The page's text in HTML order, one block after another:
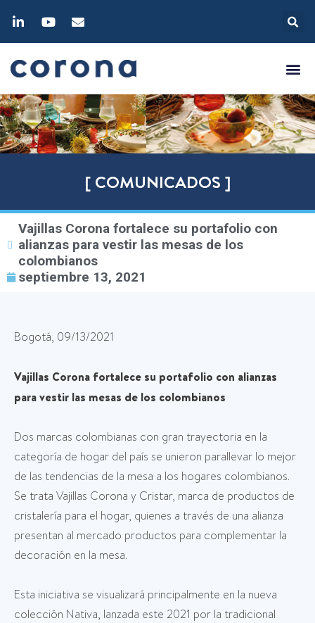
[ COMUNICADOS ]
Vajillas Corona fortalece su portafolio con
alianzas para vestir las mesas de los
colombianos
septiembre 13, 2021
Bogotá, 09/13/2021
Vajillas Corona fortalece su portafolio con alianzas
para vestir las mesas de los colombianos
Dos marcas colombianas con gran trayectoria en la
categoría de hogar del país se unieron parallevar lo mejor
de las tendencias de la mesa a los hogares colombianos.
Se trata Vajillas Corona y Cristar, marca de productos de
cristalería para el hogar, quienes a través de una alianza
presentan al mercado productos para complementar la
decoración en la mesa.
Esta iniciativa se visualizará principalmente en la nueva
colección Nativa, lanzada este 2021 por la tradicional